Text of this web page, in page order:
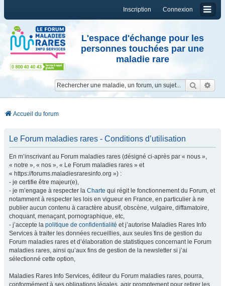
Connexion
Inscription
L'espace d'échange pour les
personnes touchées par une
maladie rare
Accueil du forum
Le Forum maladies rares - Conditions d’utilisation
En m’inscrivant au Forum maladies rares (désigné ci-après par « nous »,
« notre », « nos », « Le Forum maladies rares » et
« https://forums.maladiesraresinfo.org ») :
- je certifie être majeur(e),
- je m’engage à respecter la Charte qui régit le fonctionnement du Forum, et
notamment à respecter les lois en vigueur en France, en particulier à ne
publier aucun contenu à caractère abusif, obscène, vulgaire, diffamatoire,
choquant, menaçant, pornographique, etc,
- j’accepte la politique de confidentialité et j’autorise Maladies Rares Info
Services à traiter les données recueillies, aux seules fins de gestion du
Forum maladies rares et d’élaboration de statistiques concernant le Forum
maladies rares, ainsi qu’aux fins de gestion de la newsletter si j’ai
sélectionné cette option,
Maladies Rares Info Services, éditeur du Forum maladies rares, pourra,
conformément à ses obligations légales, agir promptement pour retirer les